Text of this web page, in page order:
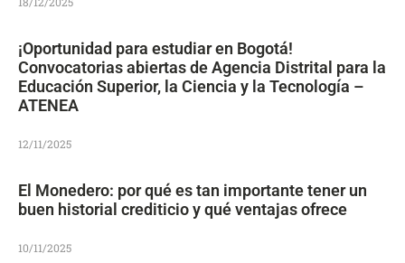
¡Oportunidad para estudiar en Bogotá!
Convocatorias abiertas de Agencia Distrital para la
Educación Superior, la Ciencia y la Tecnología –
ATENEA
12/11/2025
El Monedero: por qué es tan importante tener un
buen historial crediticio y qué ventajas ofrece
10/11/2025